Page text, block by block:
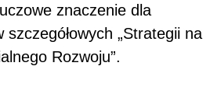
znaczenie dla
szczegółowych „Strategii na
Rozwoju”.